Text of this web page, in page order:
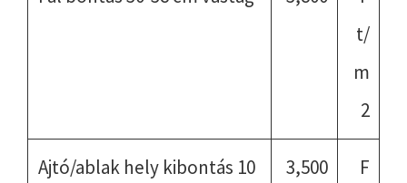
t/
m
2
Ajtó/ablak hely kibontás 10
3,500
F